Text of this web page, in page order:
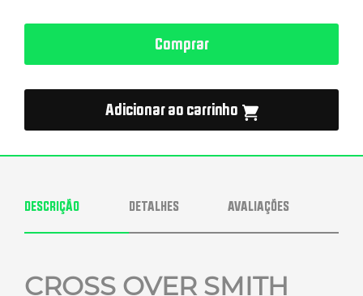
Comprar
Adicionar ao carrinho
DESCRIÇÃO DETALHES AVALIAÇÕES
CROSS OVER SMITH